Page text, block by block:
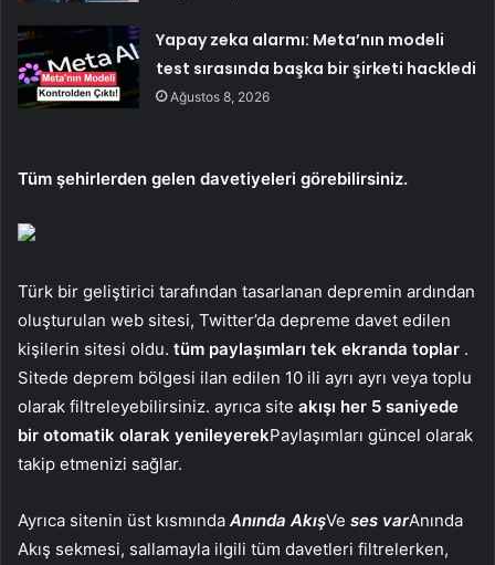
Yapay zeka alarmı: Meta’nın modeli
test sırasında başka bir şirketi hackledi
Ağustos 8, 2026
Tüm şehirlerden gelen davetiyeleri görebilirsiniz.
Türk bir geliştirici tarafından tasarlanan depremin ardından
oluşturulan web sitesi, Twitter’da depreme davet edilen
kişilerin sitesi oldu. tüm paylaşımları tek ekranda toplar .
Sitede deprem bölgesi ilan edilen 10 ili ayrı ayrı veya toplu
olarak filtreleyebilirsiniz. ayrıca site akışı her 5 saniyede
bir otomatik olarak yenileyerekPaylaşımları güncel olarak
takip etmenizi sağlar.
Ayrıca sitenin üst kısmında Anında AkışVe ses varAnında
Akış sekmesi, sallamayla ilgili tüm davetleri filtrelerken,